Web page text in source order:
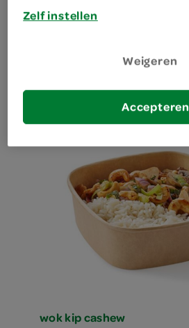
spaghetti carbonara
wok kip cashew
Zelf instellen
Weigeren
Accepteren